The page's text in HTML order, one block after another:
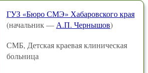
ГУЗ «Бюро СМЭ» Хабаровского края
(начальник — А.П. Чернышов)
СМБ, Детская краевая клиническая
больница